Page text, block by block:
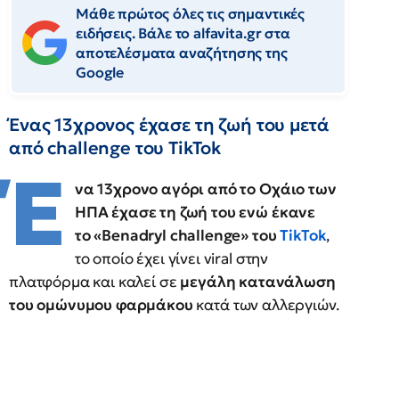
Μάθε πρώτος όλες τις σημαντικές
ειδήσεις. Βάλε το alfavita.gr στα
αποτελέσματα αναζήτησης της
Google
Ένας 13χρονος έχασε τη ζωή του μετά
από challenge του TikTok
Έ
να 13χρονο αγόρι από το Οχάιο των
ΗΠΑ έχασε τη ζωή του ενώ έκανε
το «Benadryl challenge» τουTikTok,
το οποίο έχει γίνει viral στην
πλατφόρμα και καλεί σε μεγάλη κατανάλωση
του ομώνυμου φαρμάκου κατά των αλλεργιών.